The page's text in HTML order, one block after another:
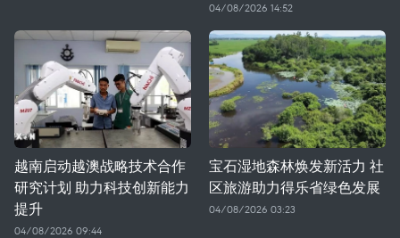
04/08/2026 14:52
越南启动越澳战略技术合作
研究计划 助力科技创新能力
提升
04/08/2026 09:44
宝石湿地森林焕发新活力 社
区旅游助力得乐省绿色发展
04/08/2026 03:23